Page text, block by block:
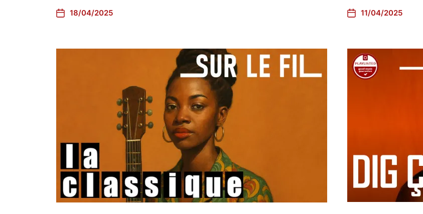
18/04/2025 11/04/2025